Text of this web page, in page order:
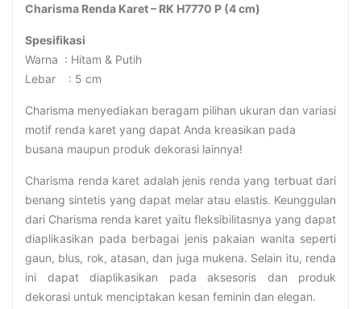
Charisma Renda Karet – RK H7770 P (4 cm)
Spesifikasi
Warna : Hitam & Putih
Lebar : 5 cm
Charisma menyediakan beragam pilihan ukuran dan variasi
motif renda karet yang dapat Anda kreasikan pada
busana maupun produk dekorasi lainnya!
Charisma renda karet adalah jenis renda yang terbuat dari
benang sintetis yang dapat melar atau elastis. Keunggulan
dari Charisma renda karet yaitu fleksibilitasnya yang dapat
diaplikasikan pada berbagai jenis pakaian wanita seperti
gaun, blus, rok, atasan, dan juga mukena. Selain itu, renda
ini dapat diaplikasikan pada aksesoris dan produk
dekorasi untuk menciptakan kesan feminin dan elegan.